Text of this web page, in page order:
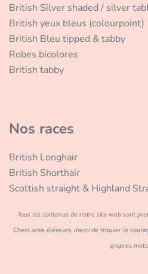
British Silver shaded / silver
British yeux bleus (colourpoint)
British Bleu tipped & tabby
Robes bicolores
British tabby
Nos races
British Longhair
British Shorthair
Scottish straight & Highland
Tous les contenus de notre site web sont
Chers amis éléveurs, merci de trouver le
propres